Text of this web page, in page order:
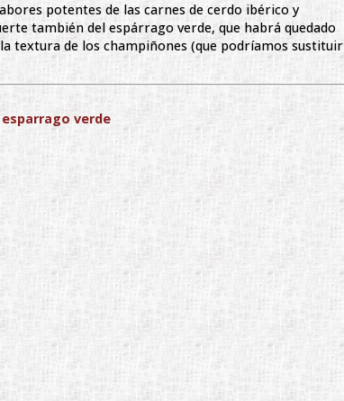
potentes de las carnes de cerdo ibérico y
también del espárrago verde, que habrá quedado
textura de los champiñones (que podríamos sustituir
esparrago verde